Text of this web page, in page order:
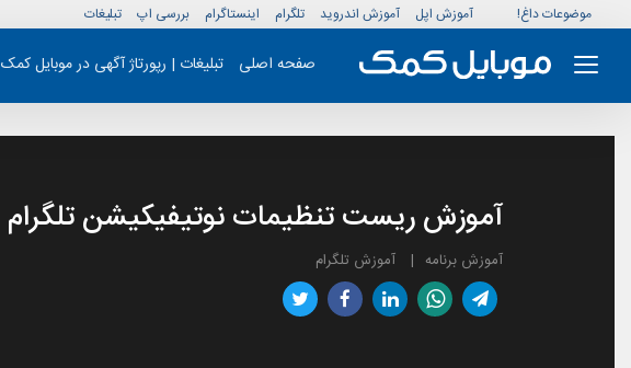
موضوعات داغ! آموزش اپل آموزش اندروید تلگرام اینستاگرام بررسی اپ تبلیغات
صفحه اصلی تبلیغات | رپورتاژ آگهی در موبایل کمک
آموزش ریست تنظیمات نوتیفیکیشن تلگرام
آموزش برنامه آموزش تلگرام